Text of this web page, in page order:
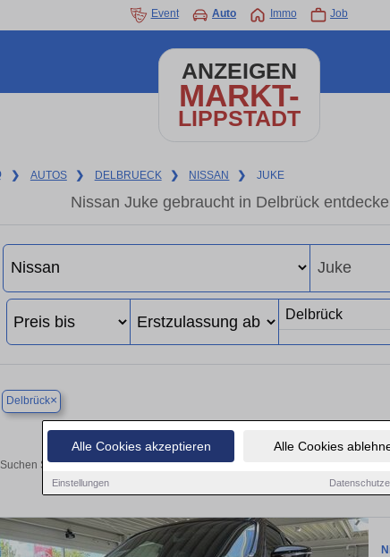
Alle Cookies akzeptieren Alle Cookies
Einstellungen
Event Auto Immo Job
ANZEIGEN
MARKT-
LIPPSTADT
❯ AUTOS ❯ DELBRUECK ❯ NISSAN ❯ JUKE
Nissan Juke gebraucht in Delbrück
Delbrück×
Finden Sie in Delbrück
Suchen Sie in Delbrück einen Nissan Juke Gebrauchtwagen? Entdecken Sie
von privat und